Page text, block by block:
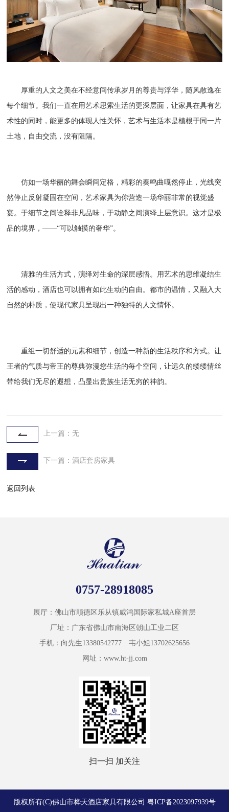
厚重的人文之美在不经意间传承岁月的尊贵与浮华，随风散逸在
每个细节。我们一直在用艺术思索生活的更深层面，让家具在具有艺
术性的同时，能更多的体现人性关怀，艺术与生活本是植根于同一片
土地，自由交流，没有阻隔。
仿如一场华丽的舞会瞬间定格，精彩的奏鸣曲嘎然停止，光线突
然停止反射凝固在空间，艺术家具为你营造一场华丽非常的视觉盛
宴。于细节之间诠释非凡品味，于动静之间演绎上层意识。这才是极
品的境界，——“可以触摸的奢华”。
清雅的生活方式，演绎对生命的深层感悟。用艺术的思维凝结生
活的感动，酒店也可以拥有如此生动的自由。都市的温情，又融入大
自然的朴质，使现代家具呈现出一种独特的人文情怀。
重组一切舒适的元素和细节，创造一种新的生活秩序和方式。让
王者的气质与帝王的尊典弥漫您生活的每个空间，让远久的缕缕情丝
带给我们无尽的遐想，凸显出贵族生活无穷的神韵。
上一篇：无
下一篇：酒店套房家具
返回列表
0757-28918085
展厅：佛山市顺德区乐从镇威鸿国际家私城A座首层
厂址：广东省佛山市南海区朝山工业二区
手机：向先生13380542777 韦小姐13702625656
网址：www.ht-jj.com
扫一扫 加关注
版权所有(C)佛山市桦天酒店家具有限公司 粤ICP备2023097939号